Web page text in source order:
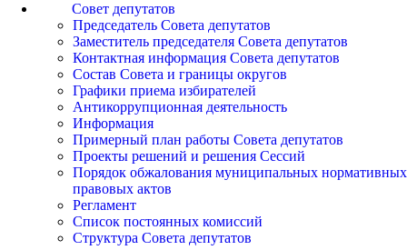
Совет депутатов
Председатель Совета депутатов
Заместитель председателя Совета депутатов
Контактная информация Совета депутатов
Состав Совета и границы округов
Графики приема избирателей
Антикоррупционная деятельность
Информация
Примерный план работы Совета депутатов
Проекты решений и решения Сессий
Порядок обжалования муниципальных нормативных
правовых актов
Регламент
Список постоянных комиссий
Структура Совета депутатов